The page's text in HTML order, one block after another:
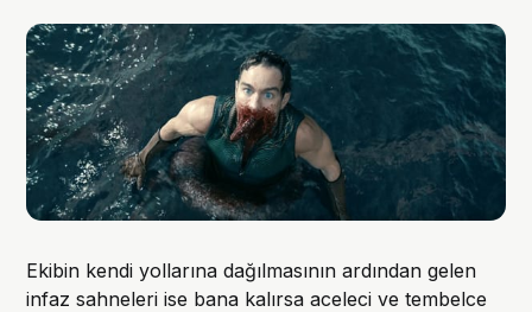
Ekibin kendi yollarına dağılmasının ardından gelen
infaz sahneleri ise bana kalırsa aceleci ve tembelce